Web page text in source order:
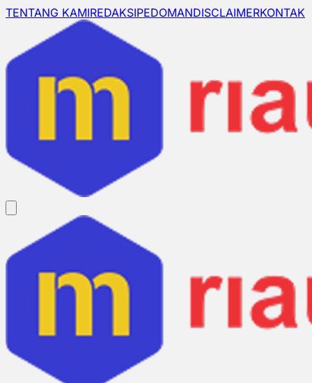
TENTANG KAMIREDAKSIPEDOMANDISCLAIMERKONTAK